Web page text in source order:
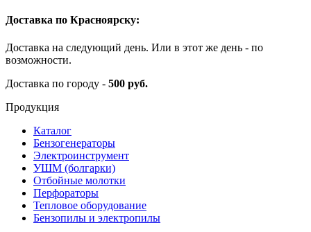
Доставка по Красноярску:
Доставка на следующий день. Или в этот же день - по
возможности.
Доставка по городу - 500 руб.
Продукция
Каталог
Бензогенераторы
Электроинструмент
УШМ (болгарки)
Отбойные молотки
Перфораторы
Тепловое оборудование
Бензопилы и электропилы